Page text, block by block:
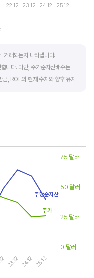
22.12 23.12 24.12 25.12
거래되는지 나타냅니다.
니다. 다만, 주가순자산배수는
, ROE의 현재 수치와 향후 유지
차트를 함께 보고 분석하는 것을
따라 다르게 평가받습니다. 현재
시장에서 평가 받은
를 판단하는 것이 좋습니다.
and values.
23.12 24.12 25.12
0 달러
25 달러
50 달러
75 달러
주당순자산
주가